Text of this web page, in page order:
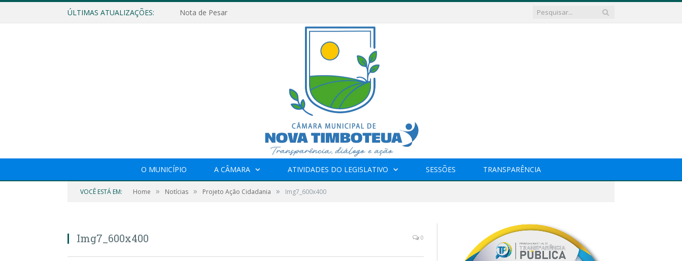
ÚLTIMAS ATUALIZAÇÕES: Nota de Pesar
O MUNICÍPIO A CÂMARA ATIVIDADES DO LEGISLATIVO SESSÕES TRANSPARÊNCIA
VOCÊ ESTÁ EM: Home » Notícias » Projeto Ação Cidadania » Img7_600x400
Img7_600x400 0